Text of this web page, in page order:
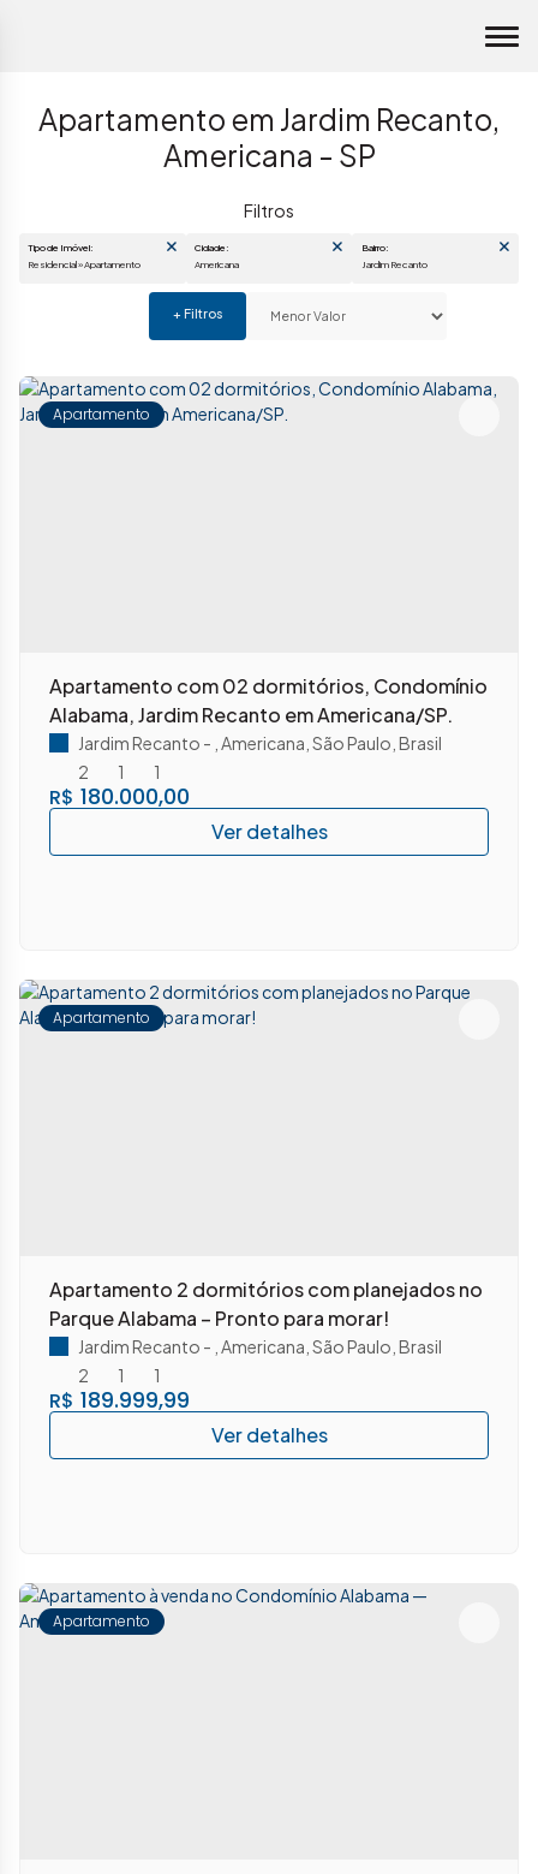
Apartamento em Jardim Recanto,
Americana - SP
Residencial » Apartamento Americana
Apartamento
Apartamento com 02 dormitórios, Condomínio
Alabama, Jardim Recanto em Americana/SP.
R$ 180.000,00
Jardim Recanto Americana São Paulo Brasil
2
1 1
Apartamento
Apartamento 2 dormitórios com planejados no
Parque Alabama – Pronto para morar!
R$ 189.999,99
Jardim Recanto Americana São Paulo Brasil
2
1 1
Apartamento